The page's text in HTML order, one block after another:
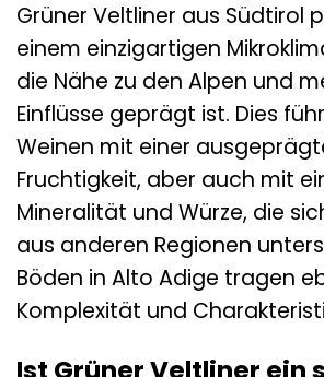
Grüner Veltliner aus Südtirol
einem einzigartigen
die Nähe zu den Alpen und
Einflüsse geprägt ist. Dies
Weinen mit einer
Fruchtigkeit, aber auch mit
Mineralität und Würze, die
aus anderen Regionen
Böden in Alto Adige tragen
Komplexität und
Ist Grüner Veltliner ein